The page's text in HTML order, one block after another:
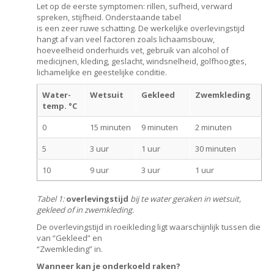
Let op de eerste symptomen: rillen, sufheid, verward
spreken, stijfheid. Onderstaande tabel
is een zeer ruwe schatting. De werkelijke overlevingstijd
hangt af van veel factoren zoals lichaamsbouw,
hoeveelheid onderhuids vet, gebruik van alcohol of
medicijnen, kleding, geslacht, windsnelheid, golfhoogtes,
lichamelijke en geestelijke conditie.
Water-
temp. °C
Wetsuit Gekleed Zwemkleding
0 15 minuten 9 minuten
2 minuten
5
3 uur 1 uur
30 minuten
10
9 uur 3 uur 1 uur
Tabel 1:overlevingstijd bij te water geraken in wetsuit,
gekleed of in zwemkleding.
De overlevingstijd in roeikleding ligt waarschijnlijk tussen die
van “Gekleed” en
“Zwemkleding” in.
Wanneer kan je onderkoeld raken?